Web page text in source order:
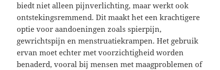
biedt niet alleen pijnverlichting, maar werkt ook
ontstekingsremmend. Dit maakt het een krachtigere
optie voor aandoeningen zoals spierpijn,
gewrichtspijn en menstruatiekrampen. Het gebruik
ervan moet echter met voorzichtigheid worden
benaderd, vooral bij mensen met maagproblemen of